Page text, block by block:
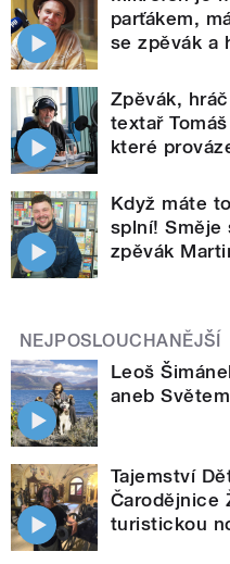
parťákem,
se zpěvák a
Zpěvák,
textař
které
Když máte
splní! Směje
zpěvák
NEJPOSLOUCHANĚJŠÍ
Leoš
aneb
Tajemství
Čarodějnice
turistickou